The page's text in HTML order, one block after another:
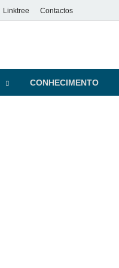
Linktree Contactos
CONHECIMENTO